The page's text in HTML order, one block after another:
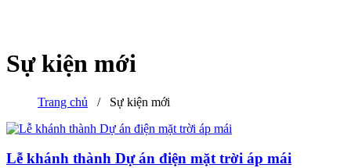
Sự kiện mới
Trang chủ / Sự kiện mới
Lễ khánh thành Dự án điện mặt trời áp mái